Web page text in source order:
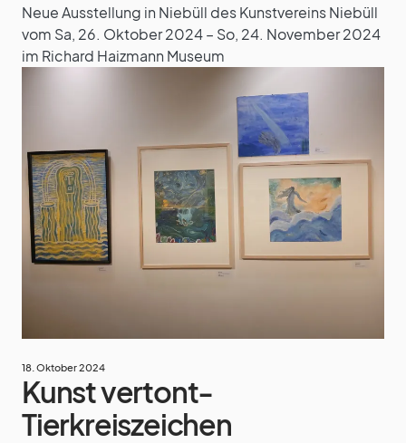
Neue Ausstellung in Niebüll des Kunstvereins Niebüll
vom Sa, 26. Oktober 2024 – So, 24. November 2024
im Richard Haizmann Museum
18. Oktober 2024
Kunst vertont-
Tierkreiszeichen